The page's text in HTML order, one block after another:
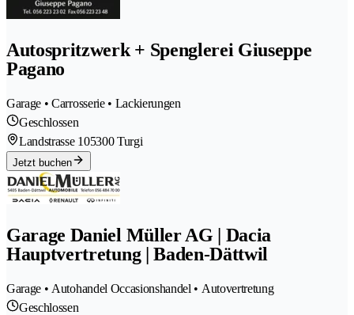
Autospritzwerk + Spenglerei Giuseppe
Pagano
Garage • Carrosserie • Lackierungen
Geschlossen
Landstrasse 105300 Turgi
Jetzt buchen
Garage Daniel Müller AG | Dacia
Hauptvertretung | Baden-Dättwil
Garage • Autohandel Occasionshandel • Autovertretung
Geschlossen